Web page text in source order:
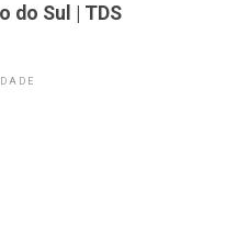
do Sul | TDS